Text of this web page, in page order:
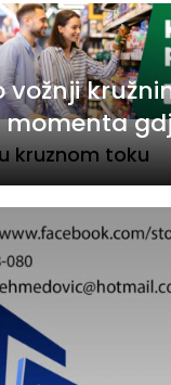
kruznom toku
vožnji
momenta